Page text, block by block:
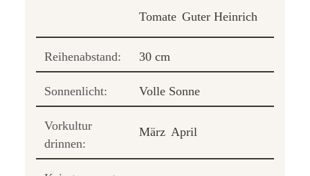
Tomate Guter Heinrich
Reihenabstand: 30 cm
Sonnenlicht: Volle Sonne
Vorkultur
drinnen:
März April